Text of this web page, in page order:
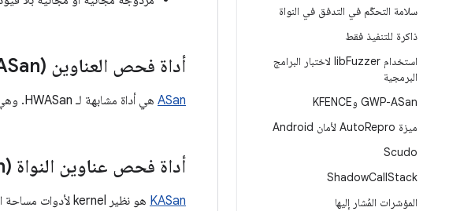
سلامة التحكّم في التدفق في النواة
ذاكرة للتنفيذ فقط
استخدام lib
Fuzzer لاختبار البرامج
البرمجية
GWP-ASan وKFENCE
ميزة Auto Repro لأمان Android
Scudo
ShadowCallStack
المؤشرات المُشار إليها
أداة فحص العناوين (ASan)
ASan هي أداة مشابهة لـ HWASan. وهي تعمل على المزيد من منصّات الويب، ولكنها غير متاحة على Android.
أداة فحص عناوين النواة (KASan)
KASan